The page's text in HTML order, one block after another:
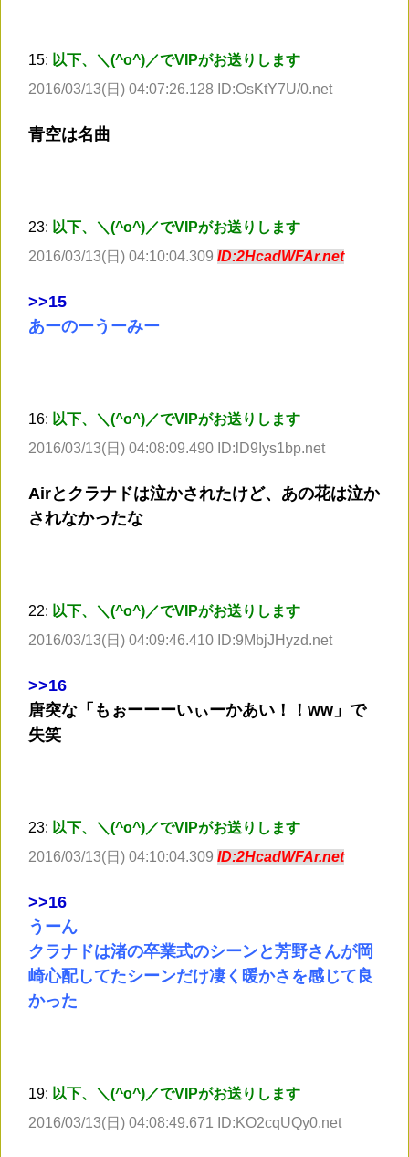
15: 以下、＼(^o^)／でVIPがお送りします
2016/03/13(日) 04:07:26.128 ID:OsKtY7U/0.net
青空は名曲
23: 以下、＼(^o^)／でVIPがお送りします
2016/03/13(日) 04:10:04.309 ID:2HcadWFAr.net
>>15
あーのーうーみー
16: 以下、＼(^o^)／でVIPがお送りします
2016/03/13(日) 04:08:09.490 ID:lD9Iys1bp.net
Airとクラナドは泣かされたけど、あの花は泣か
されなかったな
22: 以下、＼(^o^)／でVIPがお送りします
2016/03/13(日) 04:09:46.410 ID:9MbjJHyzd.net
>>16
唐突な「もぉーーーいぃーかあい！！ww」で
失笑
23: 以下、＼(^o^)／でVIPがお送りします
2016/03/13(日) 04:10:04.309 ID:2HcadWFAr.net
>>16
うーん
クラナドは渚の卒業式のシーンと芳野さんが岡
崎心配してたシーンだけ凄く暖かさを感じて良
かった
19: 以下、＼(^o^)／でVIPがお送りします
2016/03/13(日) 04:08:49.671 ID:KO2cqUQy0.net